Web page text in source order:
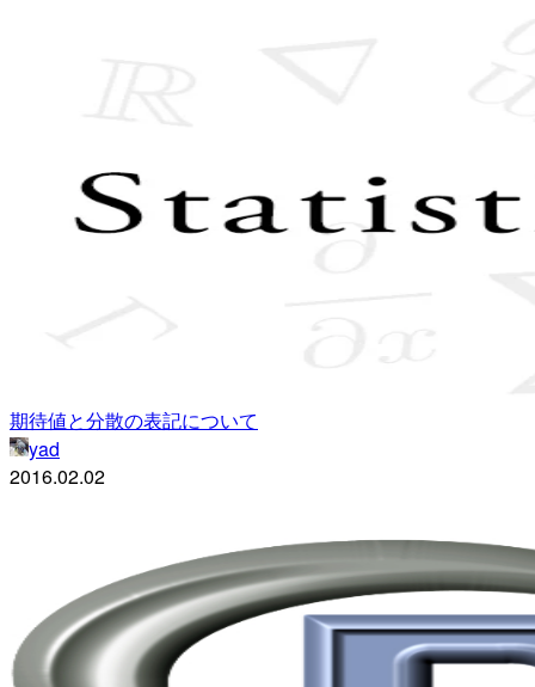
期待値と分散の表記について
yad
2016.02.02